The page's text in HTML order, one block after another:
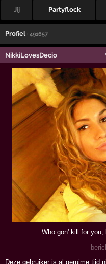
Jij Partyflock
Profiel · 491657
NikkiLovesDecio
Who gon' kill for
Deze gebruiker is al geruime tijd